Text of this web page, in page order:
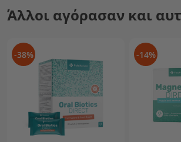
Άλλοι αγόρασαν και
-38% -14%